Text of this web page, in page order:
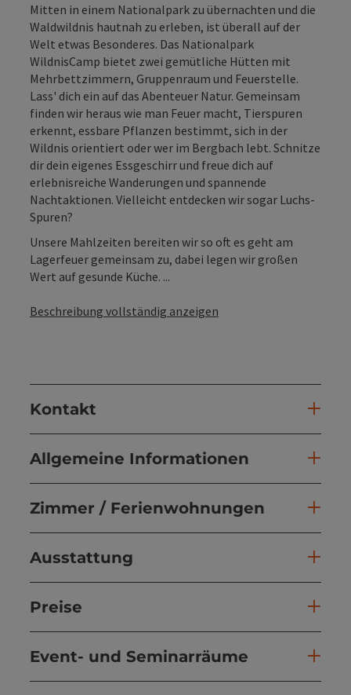
Mitten in einem Nationalpark zu übernachten und die
Waldwildnis hautnah zu erleben, ist überall auf der
Welt etwas Besonderes. Das Nationalpark
WildnisCamp bietet zwei gemütliche Hütten mit
Mehrbettzimmern, Gruppenraum und Feuerstelle.
Lass' dich ein auf das Abenteuer Natur. Gemeinsam
finden wir heraus wie man Feuer macht, Tierspuren
erkennt, essbare Pflanzen bestimmt, sich in der
Wildnis orientiert oder wer im Bergbach lebt. Schnitze
dir dein eigenes Essgeschirr und freue dich auf
erlebnisreiche Wanderungen und spannende
Nachtaktionen. Vielleicht entdecken wir sogar Luchs-
Spuren?
Unsere Mahlzeiten bereiten wir so oft es geht am
Lagerfeuer gemeinsam zu, dabei legen wir großen
Wert auf gesunde Küche. ...
Beschreibung vollständig anzeigen
Kontakt
Allgemeine Informationen
Zimmer / Ferienwohnungen
Ausstattung
Preise
Event- und Seminarräume